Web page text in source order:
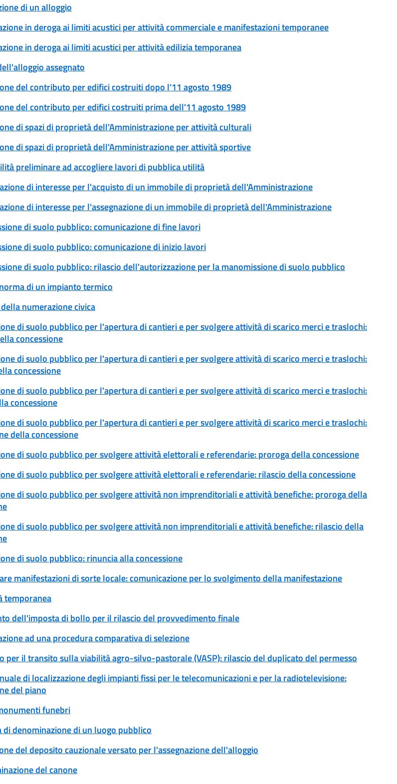
di un alloggio
in deroga ai limiti acustici per attività commerciale e manifestazioni temporanee
in deroga ai limiti acustici per attività edilizia temporanea
assegnato
del contributo per edifici costruiti dopo l'11 agosto 1989
del contributo per edifici costruiti prima dell'11 agosto 1989
di spazi di proprietà dell'Amministrazione per attività culturali
di spazi di proprietà dell'Amministrazione per attività sportive
preliminare ad accogliere lavori di pubblica utilità
di interesse per l'acquisto di un immobile di proprietà dell'Amministrazione
di interesse per l'assegnazione di un immobile di proprietà dell'Amministrazione
di suolo pubblico: comunicazione di fine lavori
di suolo pubblico: comunicazione di inizio lavori
di suolo pubblico: rilascio dell'autorizzazione per la manomissione di suolo pubblico
di un impianto termico
numerazione civica
di suolo pubblico per l'apertura di cantieri e per svolgere attività di scarico merci e traslochi:
concessione
di suolo pubblico per l'apertura di cantieri e per svolgere attività di scarico merci e traslochi:
concessione
di suolo pubblico per l'apertura di cantieri e per svolgere attività di scarico merci e traslochi:
concessione
di suolo pubblico per l'apertura di cantieri e per svolgere attività di scarico merci e traslochi:
della concessione
di suolo pubblico per svolgere attività elettorali e referendarie: proroga della concessione
di suolo pubblico per svolgere attività elettorali e referendarie: rilascio della concessione
di suolo pubblico per svolgere attività non imprenditoriali e attività benefiche: proroga della
di suolo pubblico per svolgere attività non imprenditoriali e attività benefiche: rilascio della
di suolo pubblico: rinuncia alla concessione
manifestazioni di sorte locale: comunicazione per lo svolgimento della manifestazione
temporanea
dell'imposta di bollo per il rilascio del provvedimento finale
ad una procedura comparativa di selezione
per il transito sulla viabilità agro-silvo-pastorale (VASP): rilascio del duplicato del permesso
di localizzazione degli impianti fissi per le telecomunicazioni e per la radiotelevisione:
del piano
funebri
di denominazione di un luogo pubblico
del deposito cauzionale versato per l'assegnazione dell'alloggio
del canone